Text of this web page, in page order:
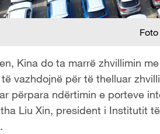
Kina do ta marrë zhvillimin
vazhdojnë për të thelluar
përpara ndërtimin e porteve
Liu Xin, president i Institutit